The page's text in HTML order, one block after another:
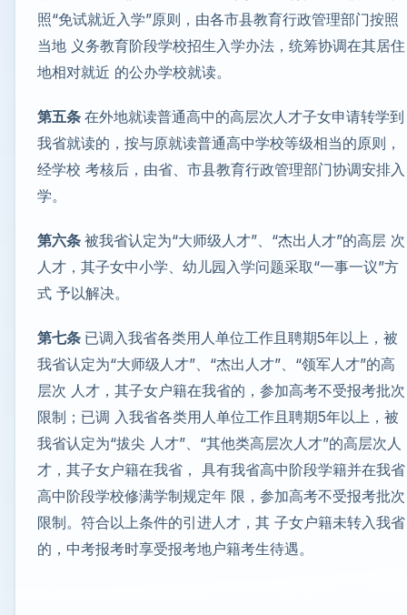
照“免试就近入学”原则，由各市县教育行政管理部门按照
当地 义务教育阶段学校招生入学办法，统筹协调在其居住
地相对就近 的公办学校就读。
第五条 在外地就读普通高中的高层次人才子女申请转学到
我省就读的，按与原就读普通高中学校等级相当的原则，
经学校 考核后，由省、市县教育行政管理部门协调安排入
学。
第六条 被我省认定为“大师级人才”、“杰出人才”的高层 次
人才，其子女中小学、幼儿园入学问题采取“一事一议”方
式 予以解决。
第七条 已调入我省各类用人单位工作且聘期5年以上，被
我省认定为“大师级人才”、“杰出人才”、“领军人才”的高
层次 人才，其子女户籍在我省的，参加高考不受报考批次
限制；已调 入我省各类用人单位工作且聘期5年以上，被
我省认定为“拔尖 人才”、“其他类高层次人才”的高层次人
才，其子女户籍在我省， 具有我省高中阶段学籍并在我省
高中阶段学校修满学制规定年 限，参加高考不受报考批次
限制。符合以上条件的引进人才，其 子女户籍未转入我省
的，中考报考时享受报考地户籍考生待遇。